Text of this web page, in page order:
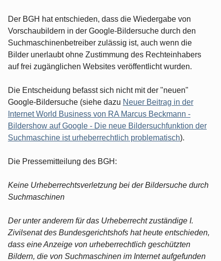
Der BGH hat entschieden, dass die Wiedergabe von
Vorschaubildern in der Google-Bildersuche durch den
Suchmaschinenbetreiber zulässig ist, auch wenn die
Bilder unerlaubt ohne Zustimmung des Rechteinhabers
auf frei zugänglichen Websites veröffentlicht wurden.
Die Entscheidung befasst sich nicht mit der "neuen"
Google-Bildersuche (siehe dazu Neuer Beitrag in der
Internet World Business von RA Marcus Beckmann -
Bildershow auf Google - Die neue Bildersuchfunktion der
Suchmaschine ist urheberrechtlich problematisch).
Die Pressemitteilung des BGH:
Keine Urheberrechtsverletzung bei der Bildersuche durch
Suchmaschinen
Der unter anderem für das Urheberrecht zuständige I.
Zivilsenat des Bundesgerichtshofs hat heute entschieden,
dass eine Anzeige von urheberrechtlich geschützten
Bildern, die von Suchmaschinen im Internet aufgefunden